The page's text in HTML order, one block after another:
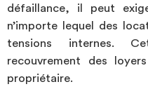
défaillance, il peut
n’importe lequel des
tensions internes.
recouvrement des
propriétaire.